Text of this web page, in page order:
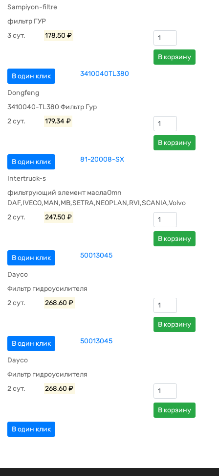
Sampiyon-filtre
фильтр ГУР
3 сут.
178.50 ₽
В корзину
В один клик 3410040TL380
Dongfeng
3410040-TL380 Фильтр Гур
2 сут.
179.34 ₽
В корзину
В один клик 81-20008-SX
Intertruck-s
фильтрующий элемент маслаOmn
DAF,IVECO,MAN,MB,SETRA,NEOPLAN,RVI,SCANIA,Volvo
2 сут.
247.50 ₽
В корзину
В один клик 50013045
Dayco
Фильтр гидроусилителя
2 сут.
268.60 ₽
В корзину
В один клик 50013045
Dayco
Фильтр гидроусилителя
2 сут.
268.60 ₽
В корзину
В один клик